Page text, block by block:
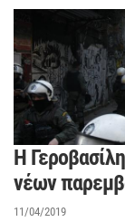
Η
νέων
11/04/2019